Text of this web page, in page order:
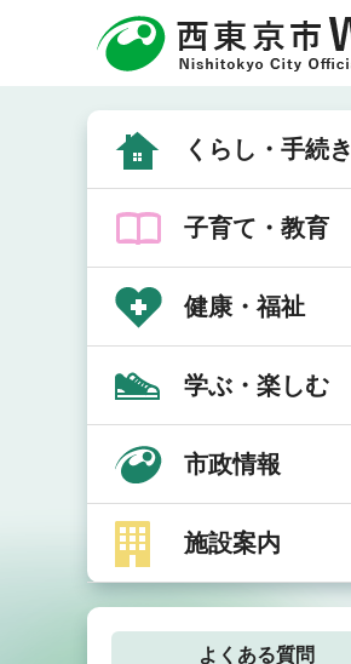
くらし・手続き
子育て・教育
健康・福祉
学ぶ・楽しむ
市政情報
施設案内
よくある質問